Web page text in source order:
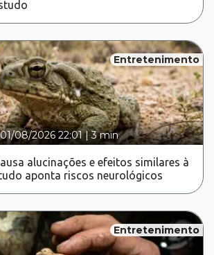
Entretenimento
01/08/2026 22:01|3 min
alucinações e efeitos similares à
aponta riscos neurológicos
Entretenimento